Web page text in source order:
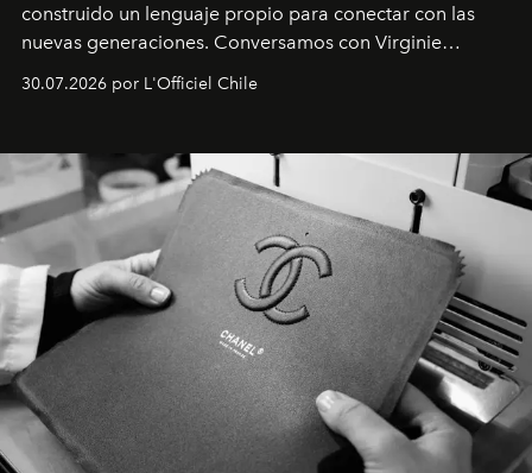
construido un lenguaje propio para conectar con las
nuevas generaciones. Conversamos con Virginie
Dubray, la responsable de marketing para
Latinoamérica, sobre identidad, cultura y el valor
30.07.2026 por L'Officiel Chile